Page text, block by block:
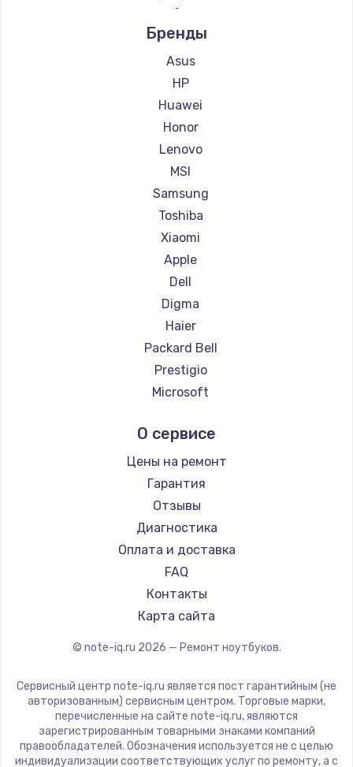
Ремонт ноутбуков Alienware
Ремонт ноутбуков Aquarius
Ремонт ноутбуков Gigabyte
Ремонт ноутбуков Aorus
Ремонт ноутбуков Maibenben
Ремонт ноутбуков Getac
Ремонт ноутбуков Epson
Ремонт ноутбуков Philips
Ремонт ноутбуков LG
Ремонт ноутбуков Panasonic
Ремонт ноутбуков Irbis
Ремонт ноутбуков Thunderobot
Ремонт ноутбуков Hasee
Ремонт ноутбуков ZTE
Ремонт ноутбуков Hiper
Ремонт ноутбуков Evga
Ремонт ноутбуков Google
Ремонт ноутбуков Echips
Ремонт ноутбуков Predator
Ремонт ноутбуков iru
Ремонт ноутбуков Machenike
Ремонт ноутбуков DEXP
Ремонт ноутбуков Teclast
Ремонт ноутбуков CHUWI
Ремонт ноутбуков Colorful
Бренды
Asus
HP
Huawei
Honor
Lenovo
MSI
Samsung
Toshiba
Xiaomi
Apple
Dell
Digma
Haier
Packard Bell
Prestigio
Microsoft
Aquarius
Gigabyte
Aorus
Maibenben
Getac
Epson
Philips
LG
Panasonic
ZTE
Hiper
Evga
О сервисе
Цены на ремонт
Гарантия
Отзывы
Диагностика
Оплата и доставка
FAQ
Контакты
Карта сайта
© note-iq.ru 2026 — Ремонт ноутбуков.
Сервисный центр note-iq.ru является пост гарантийным (не
авторизованным) сервисным центром. Торговые марки,
перечисленные на сайте note-iq.ru, являются
зарегистрированным товарными знаками компаний
правообладателей. Обозначения используется не с целью
индивидуализации соответствующих услуг по ремонту, а с